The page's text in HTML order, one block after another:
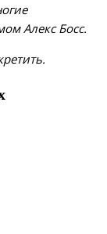
Алекс Босс.